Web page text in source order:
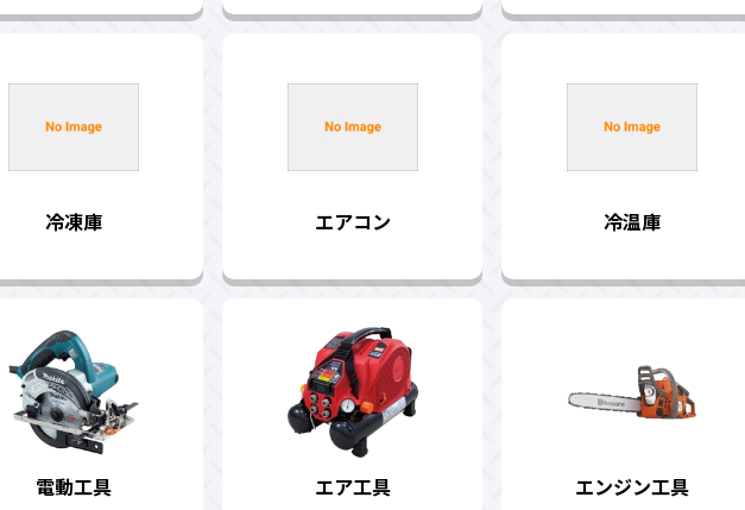
冷凍庫 エアコン 冷温庫
電動工具 エア工具 エンジン工具